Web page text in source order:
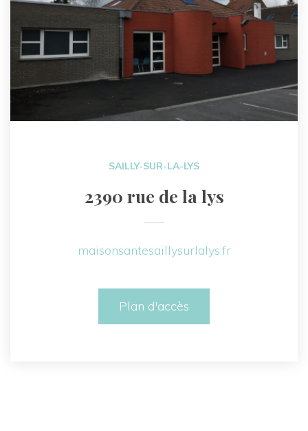
SAILLY-SUR-LA-LYS
2390 rue de la lys
maisonsantesaillysurlalys.fr
Plan d'accès